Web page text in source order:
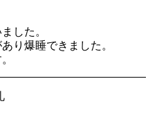
した。
り爆睡できました。